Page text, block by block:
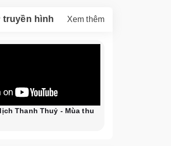
hình Xem thêm
Thanh Thuỷ - Mùa thu